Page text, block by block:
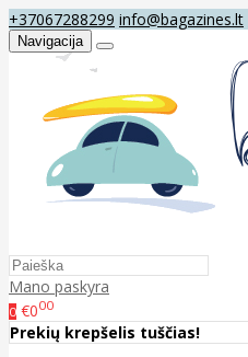
+37067288299 info@bagazines.lt
Navigacija
Mano paskyra
0 €000
Prekių krepšelis tuščias!